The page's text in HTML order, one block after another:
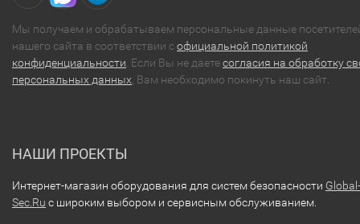
Мы получаем и обрабатываем персональные данные
нашего сайта в соответствии софициальной политикой
конфиденциальности . Если Вы не даетесогласия на обработку
персональных данных , Вам необходимо покинуть наш сайт.
НАШИ ПРОЕКТЫ
Интернет-магазин оборудования для систем безопасности Global-
Sec.Ru с широким выбором и сервисным обслуживанием.